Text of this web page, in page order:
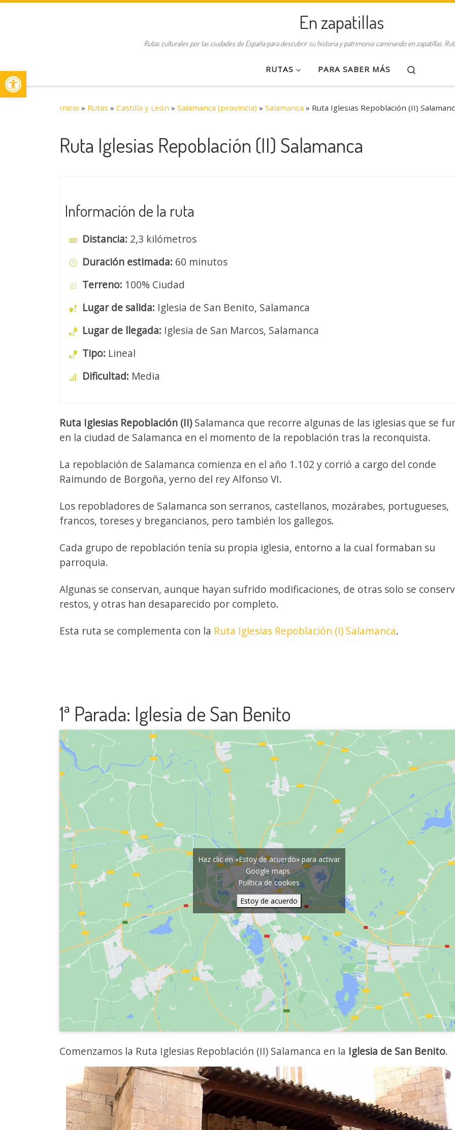
Abrir barra de herramientas
En zapatillas
Rutas culturales por las ciudades de España para descubrir su historia y patrimonio caminando en zapatillas.
RUTAS PARA SABER MÁS
Inicio » Rutas » Castilla y León » Salamanca (provincia) » Salamanca » Ruta Iglesias Repoblación (II)
Ruta Iglesias Repoblación (II) Salamanca
Información de la ruta
Distancia: 2,3 kilómetros
Duración estimada: 60 minutos
Terreno: 100% Ciudad
Lugar de salida: Iglesia de San Benito, Salamanca
Lugar de llegada: Iglesia de San Marcos, Salamanca
Tipo: Lineal
Dificultad: Media
Ruta Iglesias Repoblación (II)Salamanca que recorre algunas de las iglesias que se
en la ciudad de Salamanca en el momento de la repoblación tras la reconquista.
La repoblación de Salamanca comienza en el año 1.102 y corrió a cargo del conde
Raimundo de Borgoña, yerno del rey Alfonso VI.
Los repobladores de Salamanca son serranos, castellanos, mozárabes, portugueses,
francos, toreses y bregancianos, pero también los gallegos.
Cada grupo de repoblación tenía su propia iglesia, entorno a la cual formaban su
parroquia.
Algunas se conservan, aunque hayan sufrido modificaciones, de otras solo se
restos, y otras han desaparecido por completo.
Esta ruta se complementa con la Ruta Iglesias Repoblación (I) Salamanca.
1ª Parada: Iglesia de San Benito
Haz clic en «Estoy de acuerdo» para activar
Google maps
Política de cookies
Estoy de acuerdo
Comenzamos la Ruta Iglesias Repoblación (II) Salamanca en la Iglesia de San Benito.